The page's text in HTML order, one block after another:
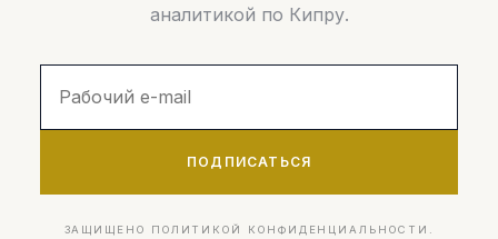
аналитикой по Кипру.
ПОДПИСАТЬСЯ
ЗАЩИЩЕНО ПОЛИТИКОЙ КОНФИДЕНЦИАЛЬНОСТИ.